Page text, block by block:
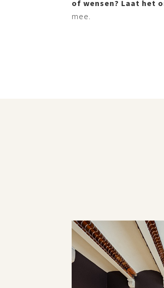
of wensen? Laat het
mee.